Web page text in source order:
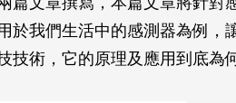
於我們生活中的感測器為例，
技術，它的原理及應用到底為